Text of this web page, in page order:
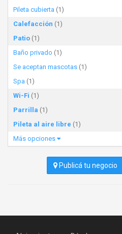
Pileta cubierta (1)
Calefacción (1)
Patio (1)
Baño privado (1)
Se aceptan mascotas (1)
Spa (1)
Wi-Fi (1)
Parrilla (1)
Pileta al aire libre (1)
Más opciones
Publicá tu negocio